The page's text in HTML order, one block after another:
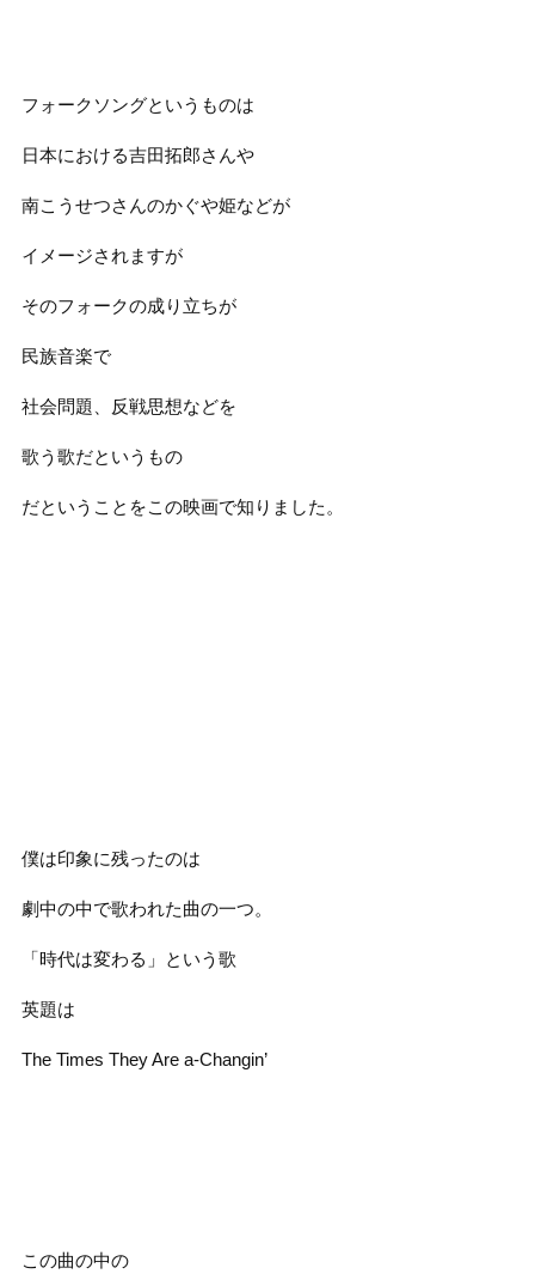
フォークソングというものは
日本における吉田拓郎さんや
南こうせつさんのかぐや姫などが
イメージされますが
そのフォークの成り立ちが
民族音楽で
社会問題、反戦思想などを
歌う歌だというもの
だということをこの映画で知りました。
僕は印象に残ったのは
劇中の中で歌われた曲の一つ。
「時代は変わる」という歌
英題は
The Times They Are a-Changin’
この曲の中の